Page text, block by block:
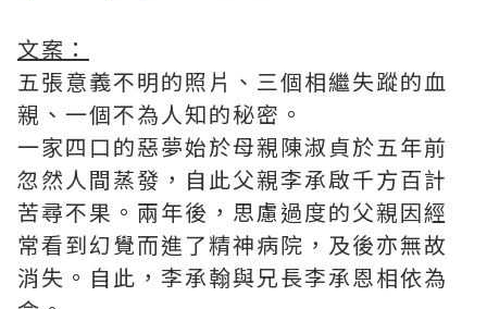
文案：
五張意義不明的照片、三個相繼失蹤的血
親、一個不為人知的秘密。
一家四口的惡夢始於母親陳淑貞於五年前
忽然人間蒸發，自此父親李承啟千方百計
苦尋不果。兩年後，思慮過度的父親因經
常看到幻覺而進了精神病院，及後亦無故
消失。自此，李承翰與兄長李承恩相依為